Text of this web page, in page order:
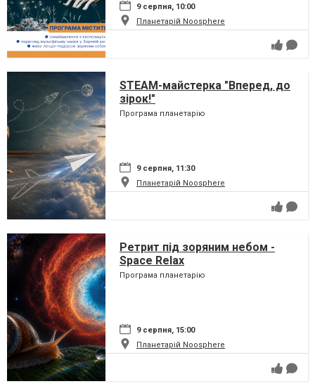
9 серпня, 10:00
Планетарій Noosphere
STEAM-майстерка "Вперед, до
зірок!"
Програма планетарію
9 серпня, 11:30
Планетарій Noosphere
Ретрит під зоряним небом -
Space Relax
Програма планетарію
9 серпня, 15:00
Планетарій Noosphere